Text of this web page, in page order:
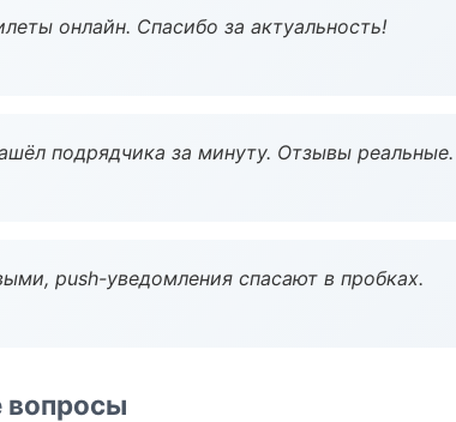
онлайн. Спасибо за актуальность!
подрядчика за минуту. Отзывы реальные.
push-уведомления спасают в пробках.
вопросы